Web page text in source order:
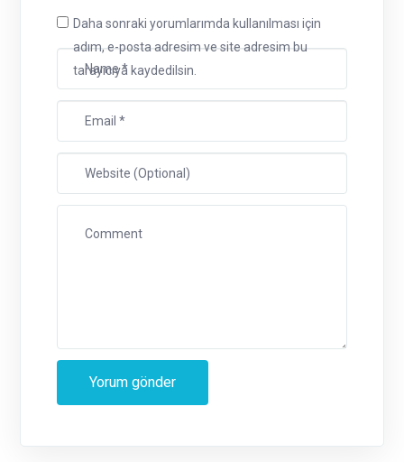
Daha sonraki yorumlarımda kullanılması için
adım, e-posta adresim ve site adresim bu
tarayıcıya kaydedilsin.